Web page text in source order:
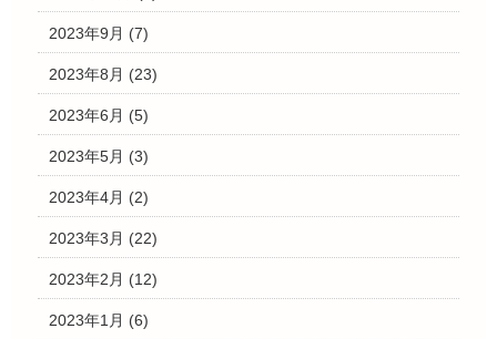
2023年9月 (7)
2023年8月 (23)
2023年6月 (5)
2023年5月 (3)
2023年4月 (2)
2023年3月 (22)
2023年2月 (12)
2023年1月 (6)